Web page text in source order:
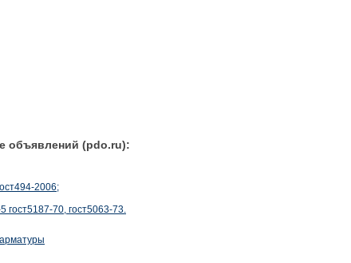
объявлений (pdo.ru):
2006;
70, гост5063-73.